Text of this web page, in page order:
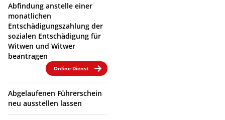
Abfindung anstelle einer
monatlichen
Entschädigungszahlung der
sozialen Entschädigung für
Witwen und Witwer
beantragen
Online-Dienst
Abgelaufenen Führerschein
neu ausstellen lassen